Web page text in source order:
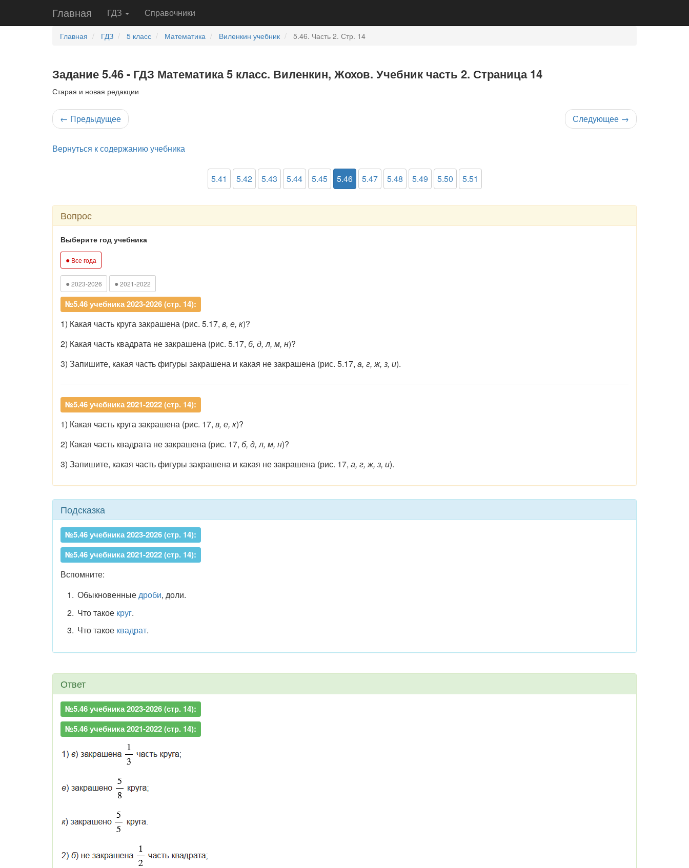
Главная ГДЗ Справочники
Главная ГДЗ 5 класс Математика Виленкин учебник 5.46. Часть 2. Стр. 14
Задание 5.46 - ГДЗ Математика 5 класс. Виленкин, Жохов. Учебник часть 2. Страница 14
Старая и новая редакции
← Предыдущее Следующее →
Вернуться к содержанию учебника
5.41 5.42 5.43 5.44 5.45 5.46 5.47 5.48 5.49 5.50 5.51
Вопрос
Выберите год учебника
● Все года
● 2023-2026 ● 2021-2022
№5.46 учебника 2023-2026 (стр. 14):
1) Какая часть круга закрашена (рис. 5.17, в, е, к)?
2) Какая часть квадрата не закрашена (рис. 5.17, б, д, л, м, н)?
3) Запишите, какая часть фигуры закрашена и какая не закрашена (рис. 5.17, а, г, ж, з, и).
№5.46 учебника 2021-2022 (стр. 14):
1) Какая часть круга закрашена (рис. 17, в, е, к)?
2) Какая часть квадрата не закрашена (рис. 17, б, д, л, м, н)?
3) Запишите, какая часть фигуры закрашена и какая не закрашена (рис. 17, а, г, ж, з, и).
Подсказка
№5.46 учебника 2023-2026 (стр. 14):
№5.46 учебника 2021-2022 (стр. 14):
Вспомните:
Обыкновенныедроби, доли.
Что такое круг.
Что такое квадрат.
Ответ
№5.46 учебника 2023-2026 (стр. 14):
№5.46 учебника 2021-2022 (стр. 14):